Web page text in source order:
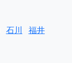
石川 福井